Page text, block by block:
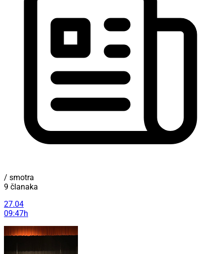
/ smotra
9 članaka
27.04
09:47h